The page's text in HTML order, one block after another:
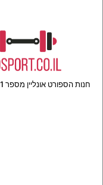
חנות הספורט אונליין מספר 1 של ישראל